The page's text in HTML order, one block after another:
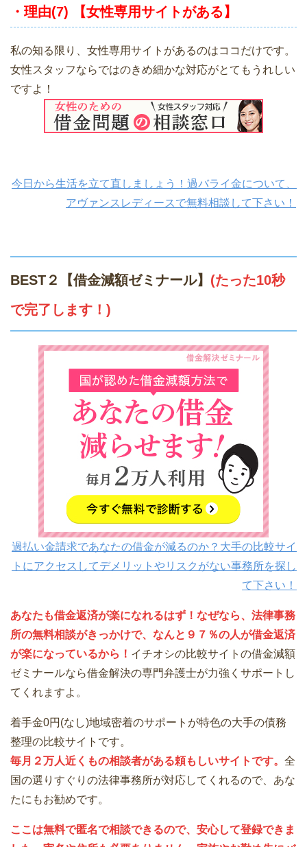
・理由(7) 【女性専用サイトがある】
私の知る限り、女性専用サイトがあるのはココだけです。
女性スタッフならではのきめ細かな対応がとてもうれしい
ですよ！
今日から生活を立て直しましょう！過バライ金について、
アヴァンスレディースで無料相談して下さい！
BEST２【借金減額ゼミナール】 (たった10秒
で完了します！)
過払い金請求であなたの借金が減るのか？大手の比較サイ
トにアクセスしてデメリットやリスクがない事務所を探し
て下さい！
あなたも借金返済が楽になれるはず！なぜなら、法律事務
所の無料相談がきっかけで、なんと９７％の人が借金返済
が楽になっているから！ イチオシの比較サイトの借金減額
ゼミナールなら借金解決の専門弁護士が力強くサポートし
てくれますよ。
着手金0円(なし)地域密着のサポートが特色の大手の債務
整理の比較サイトです。
毎月２万人近くもの相談者がある頼もしいサイトです。 全
国の選りすぐりの法律事務所が対応してくれるので、あな
たにもお勧めです。
ここは無料で匿名で相談できるので、安心して登録できま